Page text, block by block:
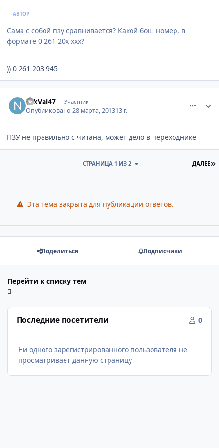
АВТОР
Сама с собой пзу сравнивается? Какой бош номер, в
формате 0 261 20х ххх?
)) 0 261 203 945
NikVal47 Участник
Опубликовано28 марта, 201313 г.
ПЗУ не правильно с читана, может дело в переходнике.
ДАЛЕЕ
СТРАНИЦА 1 ИЗ 2
Эта тема закрыта для публикации ответов.
Поделиться Подписчики
Перейти к списку тем
Последние посетители 0
Ни одного зарегистрированного пользователя не
просматривает данную страницу